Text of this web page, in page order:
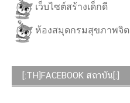
เว็บไซต์สร้างเด็กดี
ห้องสมุดกรมสุขภาพจิต
[:TH]FACEBOOK สถาบัน[:]